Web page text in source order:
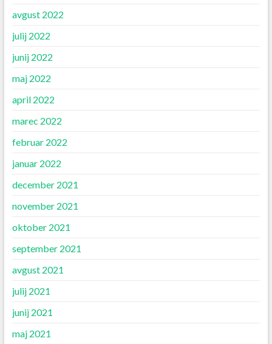
avgust 2022
julij 2022
junij 2022
maj 2022
april 2022
marec 2022
februar 2022
januar 2022
december 2021
november 2021
oktober 2021
september 2021
avgust 2021
julij 2021
junij 2021
maj 2021